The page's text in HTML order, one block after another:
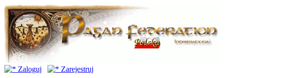
Zaloguj
Zarejestruj